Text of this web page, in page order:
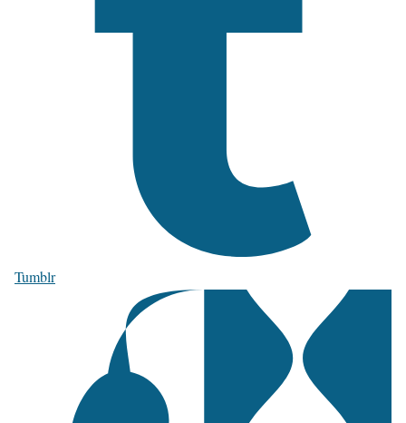
Tumblr